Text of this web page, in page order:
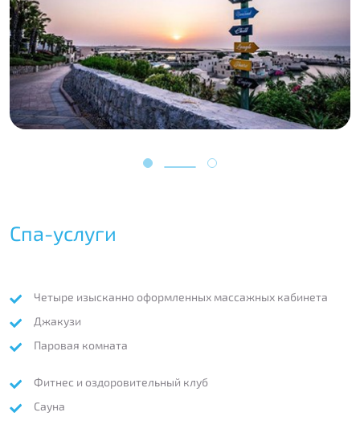
Спа-услуги
Четыре изысканно оформленных массажных кабинета
Джакузи
Паровая комната
Фитнес и оздоровительный клуб
Сауна